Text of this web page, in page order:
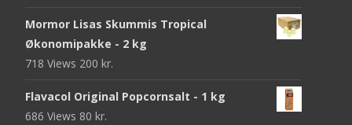
Mormor Lisas Skummis Tropical
Økonomipakke - 2 kg
718 Views 200 kr.
Flavacol Original Popcornsalt - 1 kg
686 Views 80 kr.